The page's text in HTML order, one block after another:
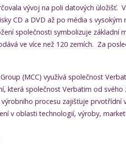
vývoj na poli datových
CD a DVD až po média s vysokým
společnosti symbolizuje
ve více než 120 zemích. Za
(MCC) využívá společnost
společnost Verbatim od svého
procesu zajišťuje
v oblasti technologií, výroby,